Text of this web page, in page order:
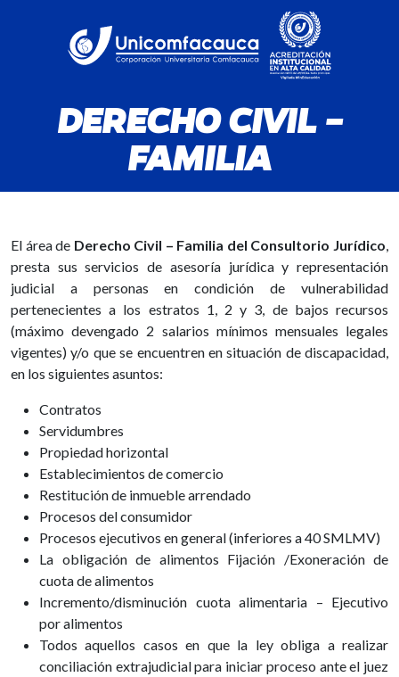
DERECHO CIVIL –
FAMILIA
El área de Derecho Civil – Familia del Consultorio Jurídico
presta sus servicios de asesoría jurídica y representación
judicial a personas en condición de vulnerabilidad
pertenecientes a los estratos 1, 2 y 3, de bajos recursos
(máximo devengado 2 salarios mínimos mensuales legales
vigentes) y/o que se encuentren en situación de discapacidad,
en los siguientes asuntos:
Contratos
Servidumbres
Propiedad horizontal
Establecimientos de comercio
Restitución de inmueble arrendado
Procesos del consumidor
Procesos ejecutivos en general (inferiores a 40 SMLMV)
La obligación de alimentos Fijación /Exoneración de
cuota de alimentos
Incremento/disminución cuota alimentaria – Ejecutivo
por alimentos
Todos aquellos casos en que la ley obliga a realizar
conciliación extrajudicial para iniciar proceso ante el juez